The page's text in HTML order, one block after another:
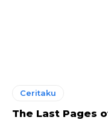
Ceritaku
The Last Pages